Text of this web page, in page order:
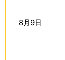
8月9日